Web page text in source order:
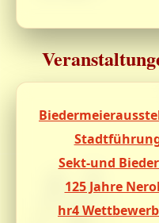
Sekt-und
125 Jahre
hr4